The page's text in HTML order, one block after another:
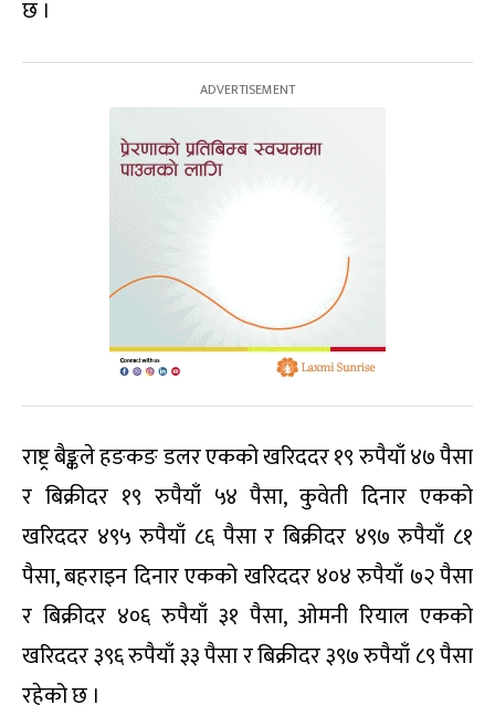
छ ।
राष्ट्र बैङ्कले हङकङ डलर एकको खरिददर १९ रुपैयाँ ४७ पैसा
र बिक्रीदर १९ रुपैयाँ ५४ पैसा, कुवेती दिनार एकको
खरिददर ४९५ रुपैयाँ ८६ पैसा र बिक्रीदर ४९७ रुपैयाँ ८१
पैसा, बहराइन दिनार एकको खरिददर ४०४ रुपैयाँ ७२ पैसा
र बिक्रीदर ४०६ रुपैयाँ ३१ पैसा, ओमनी रियाल एकको
खरिददर ३९६ रुपैयाँ ३३ पैसा र बिक्रीदर ३९७ रुपैयाँ ८९ पैसा
रहेको छ ।